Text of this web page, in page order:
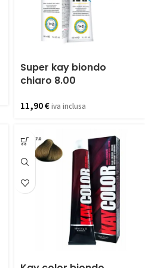
Super kay biondo
chiaro 8.00
11,90€iva inclusa